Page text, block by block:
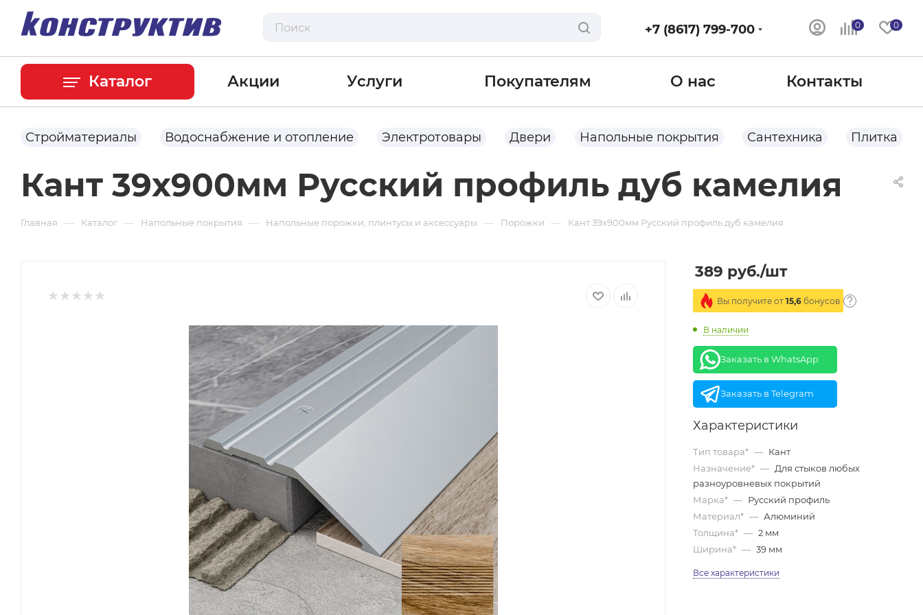
0 0
+7 (8617) 799-700
Каталог Акции Услуги Покупателям О нас Контакты
Стройматериалы Водоснабжение и отопление Электротовары Двери Напольные покрытия Сантехника Плитка
Кант 39x900мм Русский профиль дуб камелия
Главная — Каталог — Напольные покрытия — Напольные порожки, плинтусы и аксессуары — Порожки — Кант 39x900мм Русский профиль дуб камелия
389 руб./шт
Вы получите от 15,6 бонусов
В наличии
Заказать в WhatsApp
Заказать в Telegram
Характеристики
Тип товара* — Кант
Назначение* — Для стыков любых
разноуровневых покрытий
Марка* — Русский профиль
Материал* — Алюминий
Толщина* — 2 мм
Ширина* — 39 мм
Все характеристики